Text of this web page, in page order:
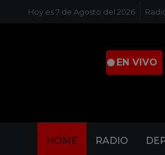
Hoy es 7 de Agosto del 2026
. EN VIVO
HOME RADIO